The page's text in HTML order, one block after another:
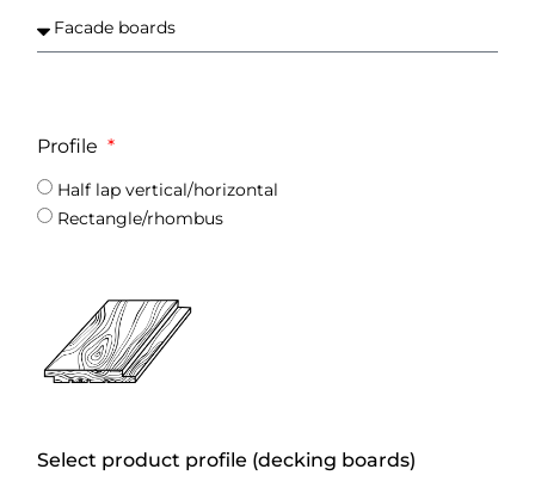
Profile
Half lap vertical/horizontal
Rectangle/rhombus
Select product profile (decking boards)